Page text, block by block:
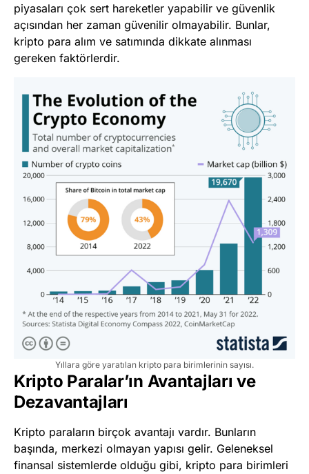
piyasaları çok sert hareketler yapabilir ve güvenlik
açısından her zaman güvenilir olmayabilir. Bunlar,
kripto para alım ve satımında dikkate alınması
gereken faktörlerdir.
Yıllara göre yaratılan kripto para birimlerinin sayısı.
Kripto Paralar’ın Avantajları ve
Dezavantajları
Kripto paraların birçok avantajı vardır. Bunların
başında, merkezi olmayan yapısı gelir. Geleneksel
finansal sistemlerde olduğu gibi, kripto para birimleri